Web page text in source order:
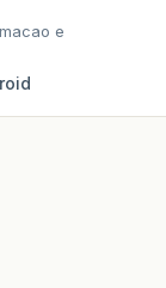
e